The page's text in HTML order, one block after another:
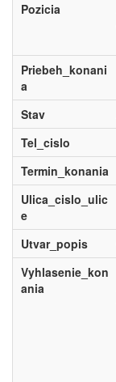
Pozicia
Priebeh_konani
a
Stav
Tel_cislo
Termin_konania
Ulica_cislo_ulic
e
Utvar_popis
Vyhlasenie_kon
ania